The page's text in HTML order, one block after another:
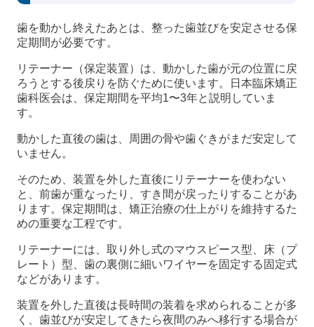
歯を動かし終えたあとは、整った歯並びを安定させる保
定期間が必要です。
リテーナー（保定装置）は、動かした歯が元の位置に戻
ろうとする後戻りを防ぐために使います。日本臨床矯正
歯科医会は、保定期間を平均1〜3年と説明していま
す。
動かした直後の歯は、周囲の骨や歯ぐきがまだ安定して
いません。
そのため、装置を外した直後にリテーナーを使わない
と、前歯が重なったり、すき間が戻ったりすることがあ
ります。保定期間は、矯正治療の仕上がりを維持するた
めの重要な工程です。
リテーナーには、取り外し式のマウスピース型、床（プ
レート）型、歯の裏側に細いワイヤーを固定する固定式
などがあります。
装置を外した直後は長時間の装着を求められることが多
く、歯並びが安定してきたら夜間のみへ移行する場合が